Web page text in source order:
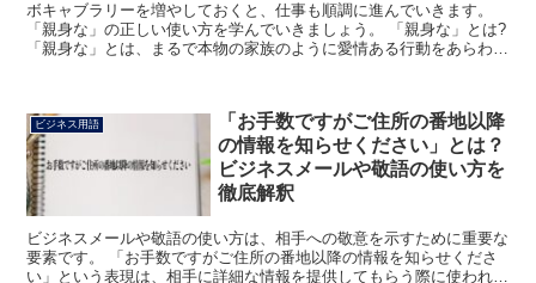
ボキャブラリーを増やしておくと、仕事も順調に進んでいきます。
「親身な」の正しい使い方を学んでいきましょう。 「親身な」とは?
「親身な」とは、まるで本物の家族のように愛情ある行動をあらわし
ビジネス用語
「お手数ですがご住所の番地以降
の情報を知らせください」とは？
ビジネスメールや敬語の使い方を
徹底解釈
ビジネスメールや敬語の使い方は、相手への敬意を示すために重要な
要素です。 「お手数ですがご住所の番地以降の情報を知らせくださ
い」という表現は、相手に詳細な情報を提供してもらう際に使われま